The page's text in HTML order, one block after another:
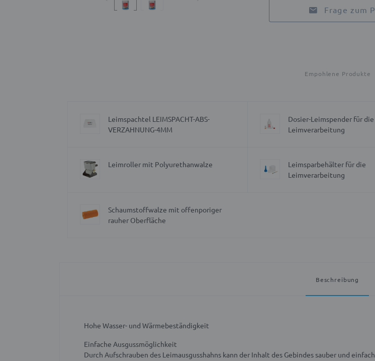
Frage zum
Empohlene Produkte
Leimspachtel LEIMSPACHT-ABS-
VERZAHNUNG-4MM
Dosier-Leimspender für die
Leimverarbeitung
Leimroller mit Polyurethanwalze
Leimsparbehälter für die
Leimverarbeitung
Schaumstoffwalze mit offenporiger
rauher Oberfläche
Beschreibung
Hohe Wasser- und Wärmebeständigkeit
Einfache Ausgussmöglichkeit
Durch Aufschrauben des Leimausgusshahns kann der Inhalt des Gebindes sauber und